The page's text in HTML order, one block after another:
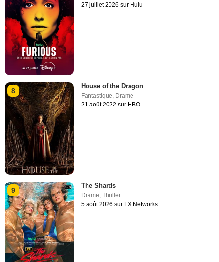
27 juillet 2026 sur Hulu
8
House of the Dragon
Fantastique, Drame
21 août 2022 sur HBO
9
The Shards
Drame,Thriller
5 août 2026 sur FX Networks